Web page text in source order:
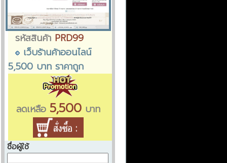
รหัสสินค้า PRD99
เว็บร้านค้าออนไลน์
5,500 บาท ราคาถูก
ลดเหลือ 5,500บาท
ชื่อผู้ใช้